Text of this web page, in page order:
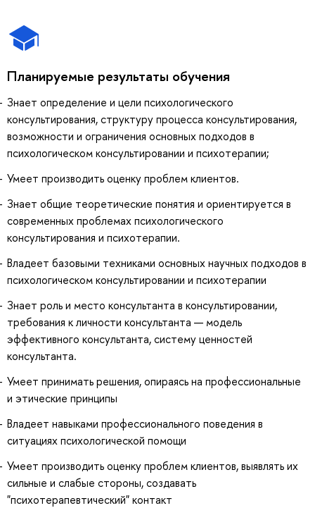
Планируемые результаты обучения
Знает определение и цели психологического
консультирования, структуру процесса консультирования,
возможности и ограничения основных подходов в
психологическом консультировании и психотерапии;
Умеет производить оценку проблем клиентов.
Знает общие теоретические понятия и ориентируется в
современных проблемах психологического
консультирования и психотерапии.
Владеет базовыми техниками основных научных подходов в
психологическом консультировании и психотерапии
Знает роль и место консультанта в консультировании,
требования к личности консультанта — модель
эффективного консультанта, систему ценностей
консультанта.
Умеет принимать решения, опираясь на профессиональные
и этические принципы
Владеет навыками профессионального поведения в
ситуациях психологической помощи
Умеет производить оценку проблем клиентов, выявлять их
сильные и слабые стороны, создавать
"психотерапевтический" контакт